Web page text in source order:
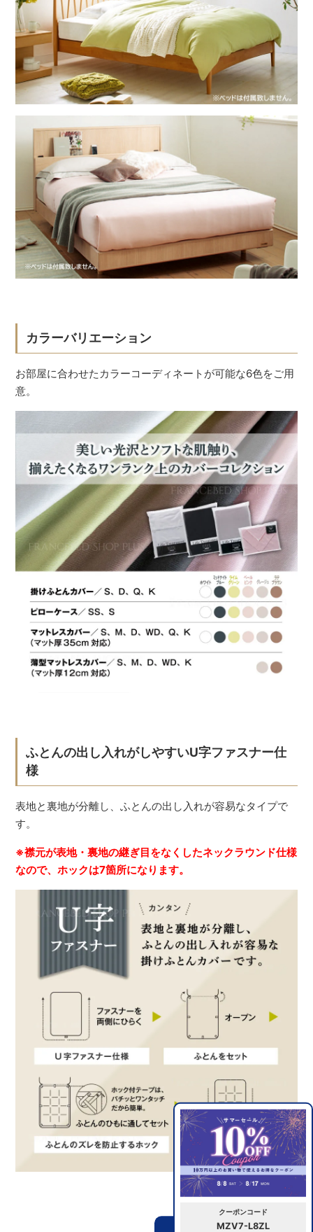
クーポンコード
MZV7-L8ZL
カラーバリエーション
お部屋に合わせたカラーコーディネートが可能な6色をご用
意。
ふとんの出し入れがしやすいU字ファスナー仕
様
表地と裏地が分離し、ふとんの出し入れが容易なタイプで
す。
※襟元が表地・裏地の継ぎ目をなくしたネックラウンド仕様
なので、ホックは7箇所になります。